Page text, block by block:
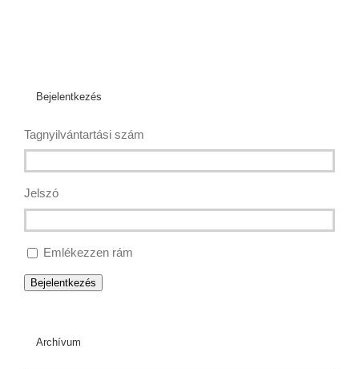
Bejelentkezés
Tagnyilvántartási szám
Jelszó
Emlékezzen rám
Bejelentkezés
Archívum